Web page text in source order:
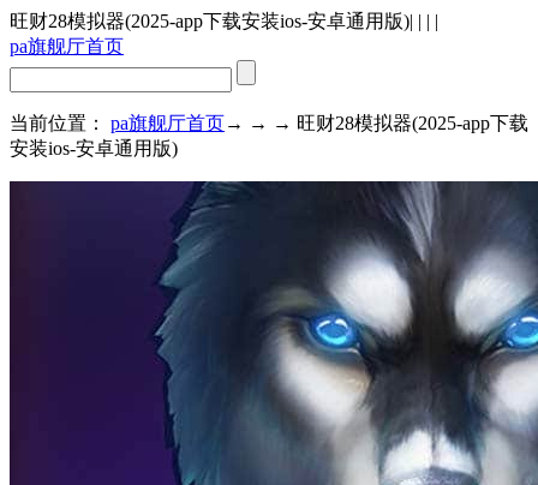
旺财28模拟器(2025-app下载安装ios-安卓通用版)| | | |
pa旗舰厅首页
当前位置： pa旗舰厅首页→ → → 旺财28模拟器(2025-app下载
安装ios-安卓通用版)